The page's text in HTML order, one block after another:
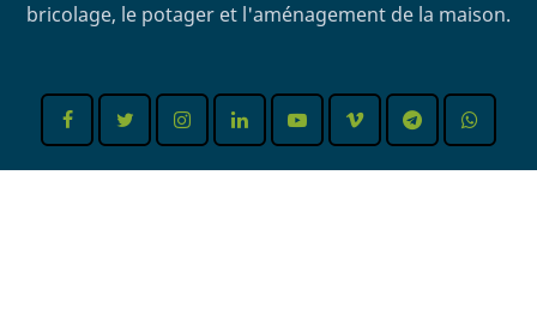
bricolage, le potager et l'aménagement de la maison.